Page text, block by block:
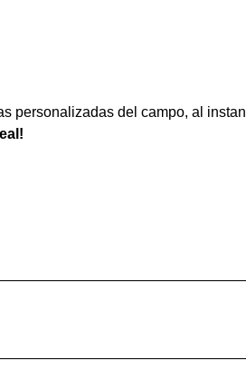
personalizadas del campo, al